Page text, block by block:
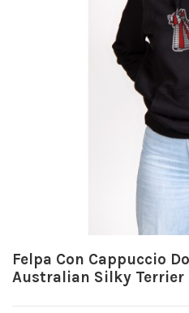
Felpa Con Cappuccio
Australian Silky Terrier